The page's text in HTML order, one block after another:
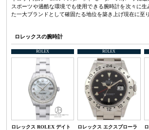
スポーツや過酷な環境でも使用できる腕時計を次々に生
た一大ブランドとして確固たる地位を築き上げ現在に至り
ロレックスの腕時計
ROLEX
ロレックス ROLEX デイト
ROLEX
ロレックス エクスプローラ